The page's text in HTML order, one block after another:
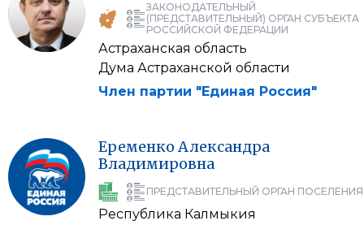
ЗАКОНОДАТЕЛЬНЫЙ
(ПРЕДСТАВИТЕЛЬНЫЙ) ОРГАН СУБЪЕКТА
РОССИЙСКОЙ ФЕДЕРАЦИИ
Астраханская область
Дума Астраханской области
Член партии "Единая Россия"
Еременко Александра
Владимировна
ПРЕДСТАВИТЕЛЬНЫЙ ОРГАН ПОСЕЛЕНИЯ
Республика Калмыкия